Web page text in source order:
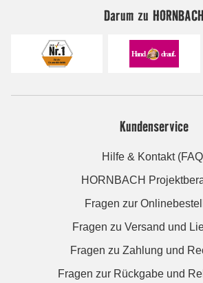
Darum zu HORNBACH
Kundenservice
Hilfe & Kontakt
HORNBACH
Fragen zur
Fragen zu Versand und
Fragen zu Zahlung und
Fragen zur Rückgabe und